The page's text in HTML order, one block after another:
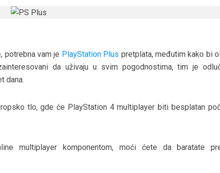
potrebna vam je PlayStation Plus pretplata, međutim kako bi
da uživaju u svim pogodnostima, tim je
dana.
tlo, gde će PlayStation 4 multiplayer biti besplatan
multiplayer komponentom, moći ćete da baratate